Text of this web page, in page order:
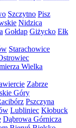
Szczytno Pisz
Nidzica
Gołdap Giżycko Ełk
Starachowice
Wielka
Zabrze
Góry
Pszczyna
Lubliniec Kłobuck
Dąbrowa Górnicza